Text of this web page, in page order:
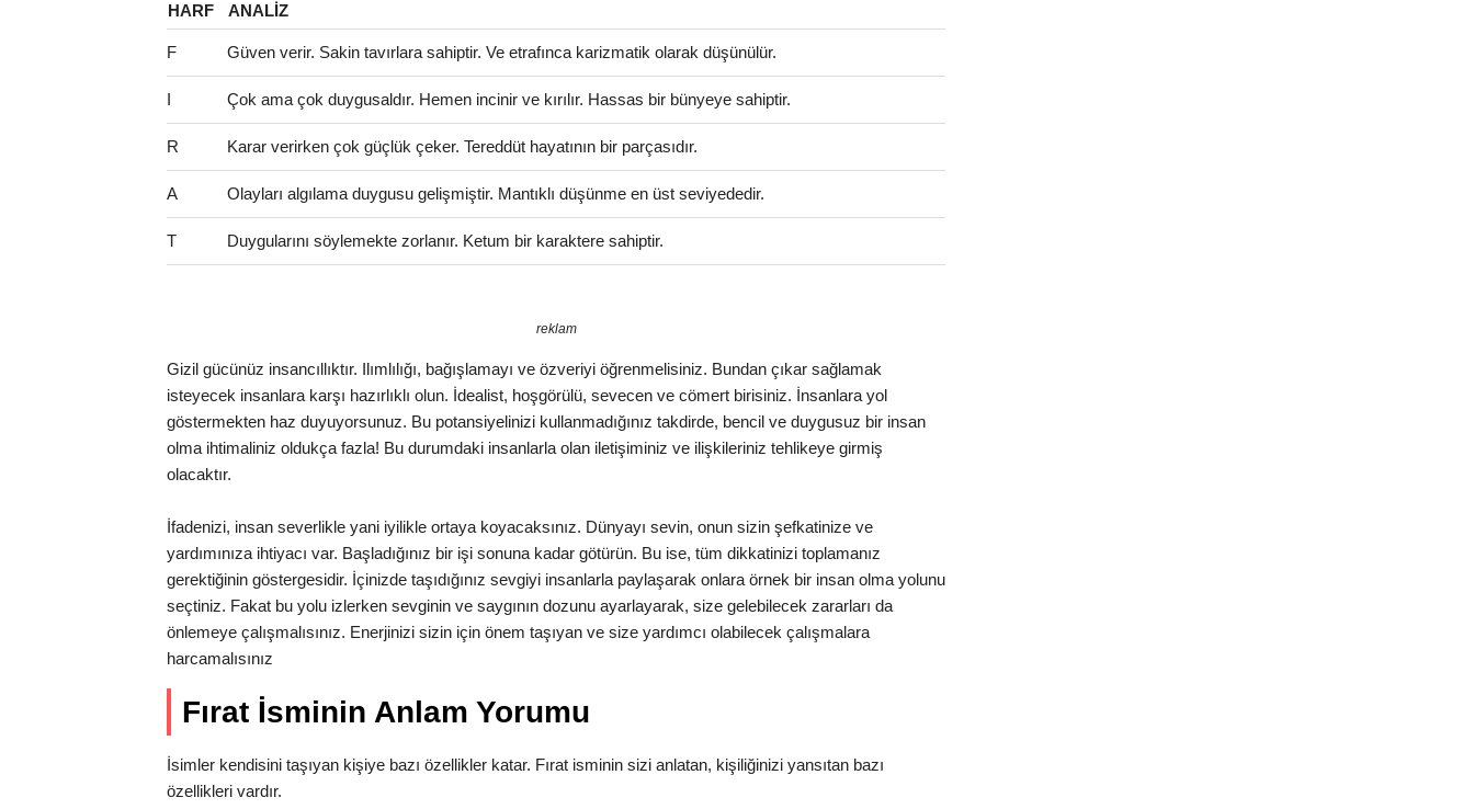
HARF ANALIZ
F Güven verir. Sakin tavırlara sahiptir. Ve etrafınca karizmatik olarak düşünülür.
I Çok ama çok duygusaldır. Hemen incinir ve kırılır. Hassas bir bünyeye sahiptir.
R Karar verirken çok güçlük çeker. Tereddüt hayatının bir parçasıdır.
A Olayları algılama duygusu gelişmiştir. Mantıklı düşünme en üst seviyededir.
T Duygularını söylemekte zorlanır. Ketum bir karaktere sahiptir.
reklam
Gizil gücünüz insancıllıktır. Ilımlılığı, bağışlamayı ve özveriyi öğrenmelisiniz. Bundan çıkar sağlamak
isteyecek insanlara karşı hazırlıklı olun. İdealist, hoşgörülü, sevecen ve cömert birisiniz. İnsanlara yol
göstermekten haz duyuyorsunuz. Bu potansiyelinizi kullanmadığınız takdirde, bencil ve duygusuz bir insan
olma ihtimaliniz oldukça fazla! Bu durumdaki insanlarla olan iletişiminiz ve ilişkileriniz tehlikeye girmiş
olacaktır.
İfadenizi, insan severlikle yani iyilikle ortaya koyacaksınız. Dünyayı sevin, onun sizin şefkatinize ve
yardımınıza ihtiyacı var. Başladığınız bir işi sonuna kadar götürün. Bu ise, tüm dikkatinizi toplamanız
gerektiğinin göstergesidir. İçinizde taşıdığınız sevgiyi insanlarla paylaşarak onlara örnek bir insan olma yolunu
seçtiniz. Fakat bu yolu izlerken sevginin ve saygının dozunu ayarlayarak, size gelebilecek zararları da
önlemeye çalışmalısınız. Enerjinizi sizin için önem taşıyan ve size yardımcı olabilecek çalışmalara
harcamalısınız
Fırat İsminin Anlam Yorumu
İsimler kendisini taşıyan kişiye bazı özellikler katar. Fırat isminin sizi anlatan, kişiliğinizi yansıtan bazı
özellikleri vardır.